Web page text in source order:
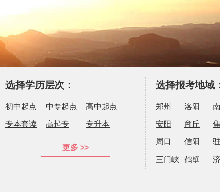
选择学历层次：
初中起点 中专起点 高中起点
专本套读 高起专 专升本
更多 >>
选择报考地域
郑州 洛阳
安阳 商丘
周口 信阳
三门峡 鹤壁